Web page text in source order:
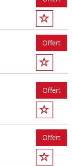
Offert
Offert
Offert